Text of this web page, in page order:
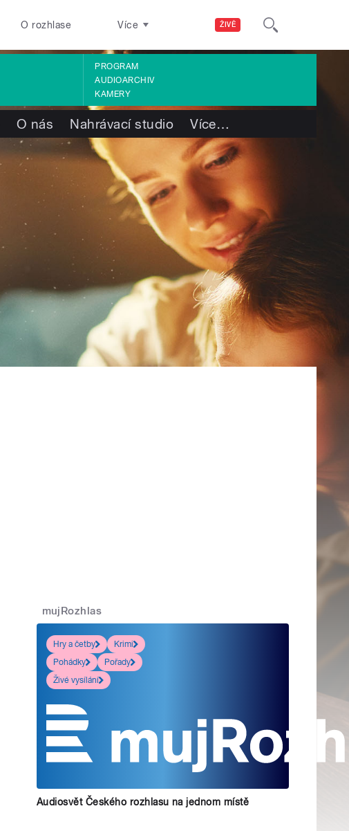
ŽIVĚ
O rozhlase Více
PROGRAM
AUDIOARCHIV
KAMERY
O nás Nahrávací studio Více…
mujRozhlas
Hry a četby
Krimi
Pohádky
Pořady
Živé vysílání
Audiosvět Českého rozhlasu na jednom místě